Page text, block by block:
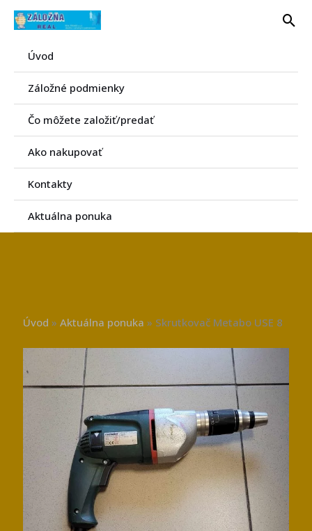
Preskočiť
Úvod
Záložné podmienky
Čo môžete založiť/predať
Ako nakupovať
Kontakty
Aktuálna ponuka
Úvod »Aktuálna ponuka » Skrutkovač Metabo USE 8